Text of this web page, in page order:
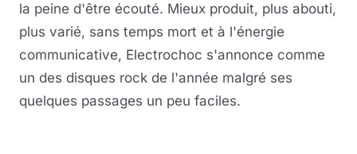
la peine d'être écouté. Mieux produit, plus abouti,
plus varié, sans temps mort et à l'énergie
communicative, Electrochoc s'annonce comme
un des disques rock de l'année malgré ses
quelques passages un peu faciles.